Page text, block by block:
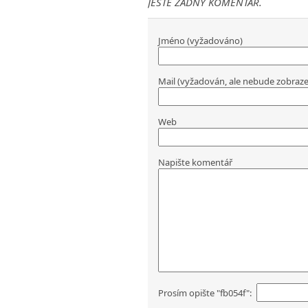
Jméno (vyžadováno)
Mail (vyžadován, ale nebude
Web
Napište komentář
Prosím opište "fb054f":